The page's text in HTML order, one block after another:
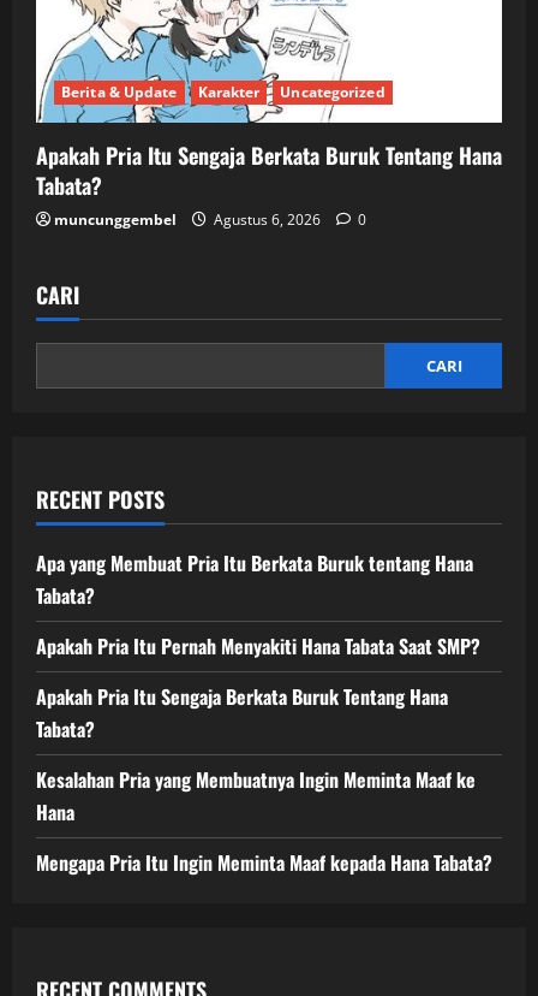
Berita & Update Karakter Uncategorized
Apakah Pria Itu Sengaja Berkata Buruk Tentang Hana
Tabata?
muncunggembel Agustus 6, 2026 0
CARI
CARI
RECENT POSTS
Apa yang Membuat Pria Itu Berkata Buruk tentang Hana
Tabata?
Apakah Pria Itu Pernah Menyakiti Hana Tabata Saat SMP?
Apakah Pria Itu Sengaja Berkata Buruk Tentang Hana
Tabata?
Kesalahan Pria yang Membuatnya Ingin Meminta Maaf ke
Hana
Mengapa Pria Itu Ingin Meminta Maaf kepada Hana Tabata?
RECENT COMMENTS